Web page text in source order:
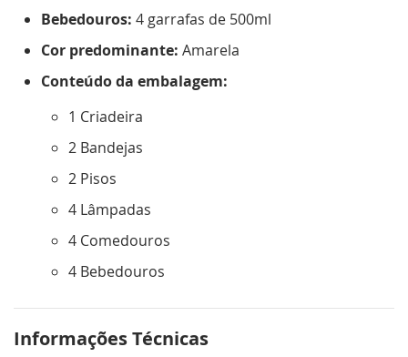
Bebedouros: 4 garrafas de 500ml
Cor predominante: Amarela
Conteúdo da embalagem:
1 Criadeira
2 Bandejas
2 Pisos
4 Lâmpadas
4 Comedouros
4 Bebedouros
Informações Técnicas